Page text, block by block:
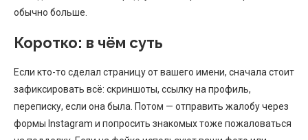
обычно больше.
Коротко: в чём суть
Если кто-то сделал страницу от вашего имени, сначала стоит
зафиксировать всё: скриншоты, ссылку на профиль,
переписку, если она была. Потом — отправить жалобу через
формы Instagram и попросить знакомых тоже пожаловаться